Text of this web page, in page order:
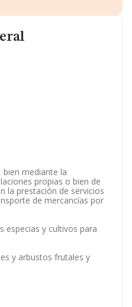
bien mediante la
propias o bien de
la prestación de servicios
de mercancías por
especias y cultivos para
y arbustos frutales y
complementaria.